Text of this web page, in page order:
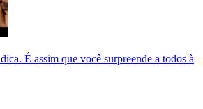
É assim que você surpreende a todos à